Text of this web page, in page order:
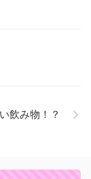
飲み物！？